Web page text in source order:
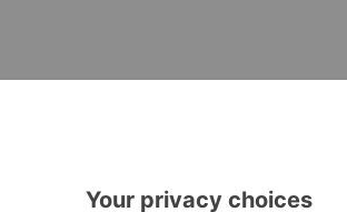
la citada carta de renuncia de